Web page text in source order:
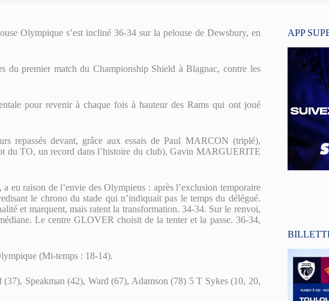
Olympique s’est incliné 36-34 sur la pelouse de Dewsbury, en
premier match du Championship Shield à Blagnac, contre les
pour revenir à chaque fois à hauteur des Rams qui ont joué
repassés devant, grâce aux essais de Paul MARCON (triplé),
du TO, un record dans l’histoire du club), Gavin MARGUERITE
eu raison de l’envie des Olympiens : après l’exclusion temporaire
le chrono du stade qui n’indiquait pas le temps du délégué.
et marquent, mais ratent la transformation. 34-34. Sur le renvoi,
Le centre GLOVER choisit de la tenter et la passe. 36-34,
(Mi-temps : 18-14).
Speakman (42), Ward (67), Adamson (78) 5 T Sykes (10, 20,
APP